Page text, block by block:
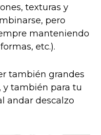
texturas y
pero
manteniendo
etc.).
también grandes
y también para tu
andar descalzo